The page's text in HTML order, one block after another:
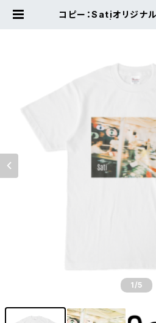
コピー：Satiオリジナル
1 /5